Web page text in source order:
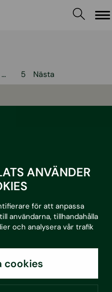
ANVÄNDER
för att anpassa
användarna, tillhandahålla
och analysera vår trafik
cookies
… 5
Nästa